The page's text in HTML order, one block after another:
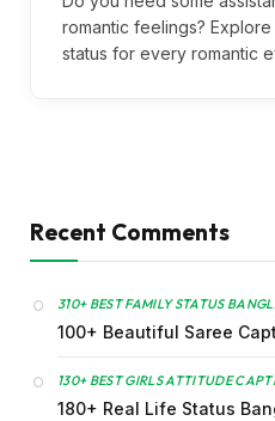
romantic feelings?
status for every romantic
Recent Comments
310+ BEST FAMILY STATUS BANGLA
100+ Beautiful Saree
130+ BEST GIRLS ATTITUDE
180+ Real Life Status Bangla